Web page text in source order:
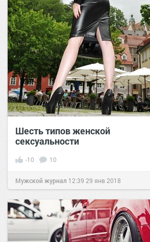
Шесть типов женской
сексуальности
-10 10
Мужской журнал 12:39 29 янв 2018